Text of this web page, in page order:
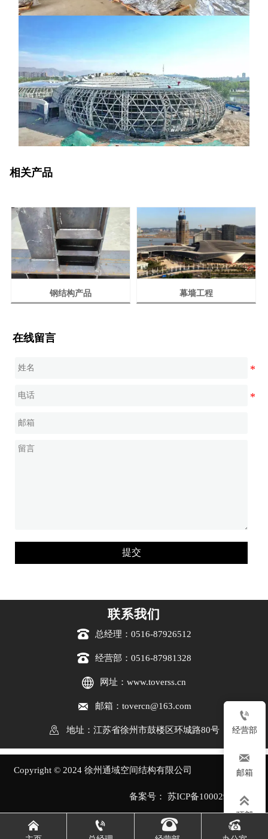
相关产品
钢结构产品 幕墙工程
在线留言
提交
联系我们
 总经理：0516-87926512
 经营部：0516-87981328
 网址：www.toverss.cn
 邮箱：tovercn@163.com
 地址：江苏省徐州市鼓楼区环城路80号
Copyright © 2024 徐州通域空间结构有限公司
备案号： 苏ICP备10002914号-1
   

经营部

邮箱

顶部